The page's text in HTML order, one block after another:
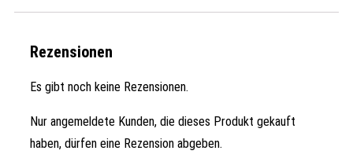
Rezensionen
Es gibt noch keine Rezensionen.
Nur angemeldete Kunden, die dieses Produkt gekauft
haben, dürfen eine Rezension abgeben.